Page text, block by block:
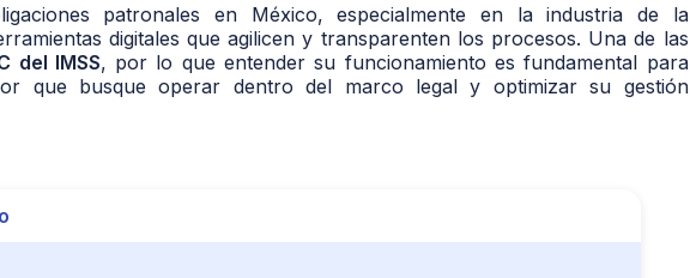
patronales en México, especialmente en la industria de la
digitales que agilicen y transparenten los procesos. Una de las
del IMSS, por lo que entender su funcionamiento es fundamental para
que busque operar dentro del marco legal y optimizar su gestión